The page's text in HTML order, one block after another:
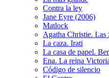
Contra la ley
Jane Eyre (2006)
Matlock
Agatha Christie. Las
La caza. Irati
La casa de papel.
Ena. La reina
Código de silencio